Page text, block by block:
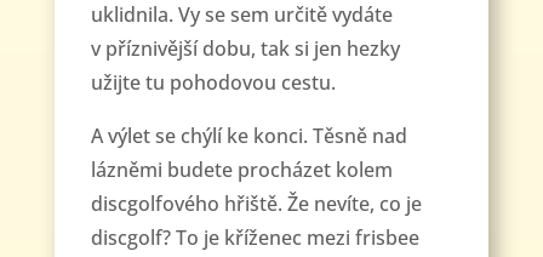
uklidnila. Vy se sem určitě vydáte
v příznivější dobu, tak si jen hezky
užijte tu pohodovou cestu.
A výlet se chýlí ke konci. Těsně nad
lázněmi budete procházet kolem
discgolfového hřiště. Že nevíte, co je
discgolf? To je kříženec mezi frisbee